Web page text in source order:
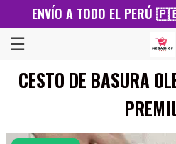
Menú
Contact
ENVÍO A TODO EL PERÚ
☰
CESTO DE BASURA